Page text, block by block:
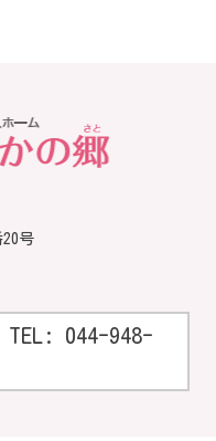
号
TEL: 044-948-